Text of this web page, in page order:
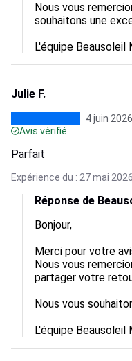
Nous vous
souhaitons une
L'équipe Beausoleil
Julie F.
4 juin 2026
Avis vérifié
Parfait
Expérience du : 27 mai 2026
Réponse de
Bonjour,
Merci pour votre
Nous vous
partager votre
Nous vous
L'équipe Beausoleil